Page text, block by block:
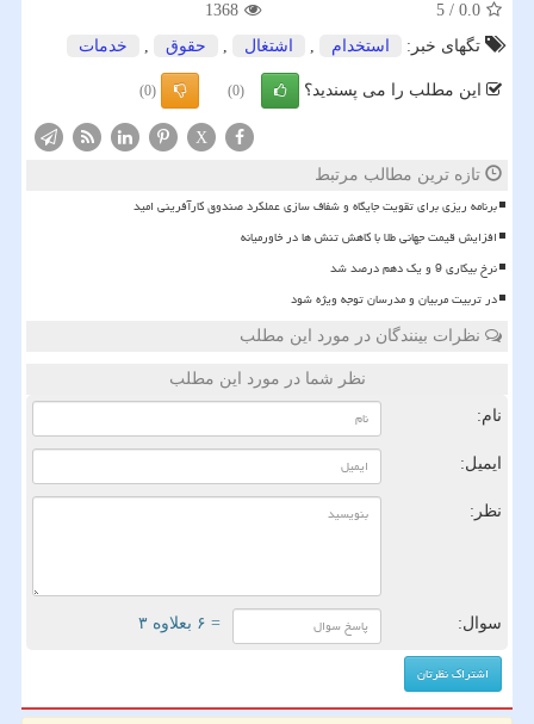
0.0
/
5
1368
تگهای خبر:
استخدام , اشتغال , حقوق , خدمات
این مطلب را می پسندید؟ (0)
(0)
X
تازه ترین مطالب مرتبط
برنامه ریزی برای تقویت جایگاه و شفاف سازی عملکرد صندوق کارآفرینی امید
افزایش قیمت جهانی طلا با کاهش تنش ها در خاورمیانه
نرخ بیکاری 9 و یک دهم درصد شد
در تربیت مربیان و مدرسان توجه ویژه شود
نظرات بینندگان در مورد این مطلب
نظر شما در مورد این مطلب
نام:
ایمیل:
نظر:
سوال: = ۶ بعلاوه ۳